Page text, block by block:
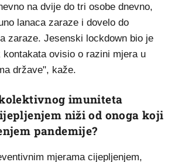
na dvije do tri osobe dnevno,
lanaca zaraze i dovelo do
zaraze. Jesenski lockdown bio je
ovisio o razini mjera u
države", kaže.
imuniteta
niži od onoga koji
pandemije?
mjerama cijepljenjem,